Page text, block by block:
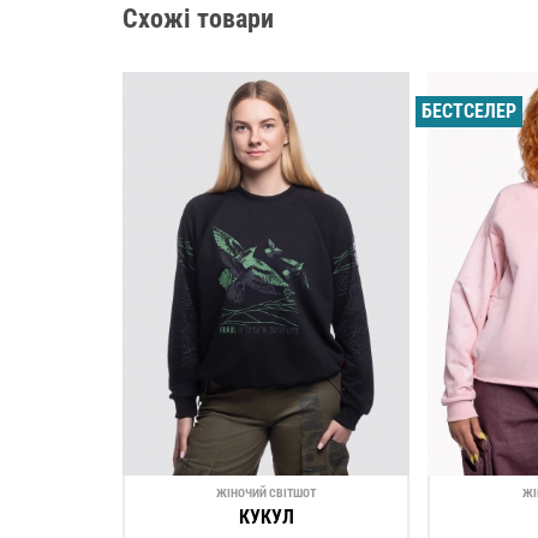
Схожі товари
ЖІНОЧИЙ СВІТШОТ
КУКУЛ
БЕСТСЕЛЕР